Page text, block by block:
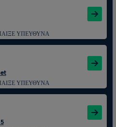
ΥΠΕΥΘΥΝΑ
ΥΠΕΥΘΥΝΑ